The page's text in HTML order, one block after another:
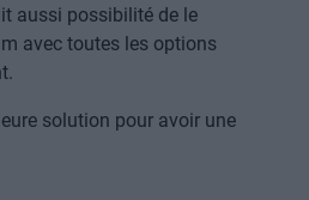
aussi possibilité de le
avec toutes les options
solution pour avoir une